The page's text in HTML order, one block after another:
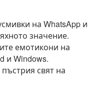
на WhatsApp и
значение.
емотикони на
и Windows.
свят на